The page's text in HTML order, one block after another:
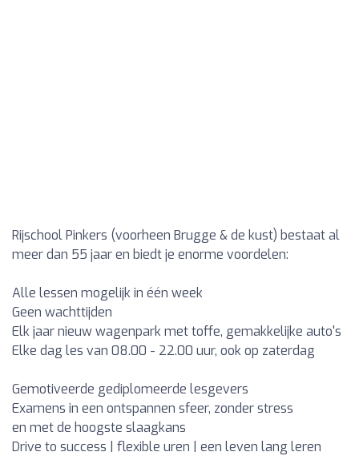
Rijschool Pinkers (voorheen Brugge & de kust) bestaat al
meer dan 55 jaar en biedt je enorme voordelen:
Alle lessen mogelijk in één week
Geen wachttijden
Elk jaar nieuw wagenpark met toffe, gemakkelijke auto's
Elke dag les van 08.00 - 22.00 uur, ook op zaterdag
Gemotiveerde gediplomeerde lesgevers
Examens in een ontspannen sfeer, zonder stress
en met de hoogste slaagkans
Drive to success | flexible uren | een leven lang leren